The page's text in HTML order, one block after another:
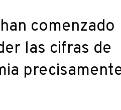
comenzado
las cifras de